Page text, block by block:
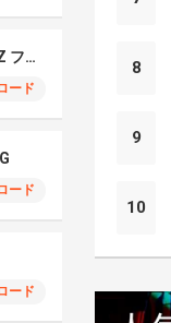
サムスン ギャラクシー Z フォールド7
ード
ード
ード
8
9
10